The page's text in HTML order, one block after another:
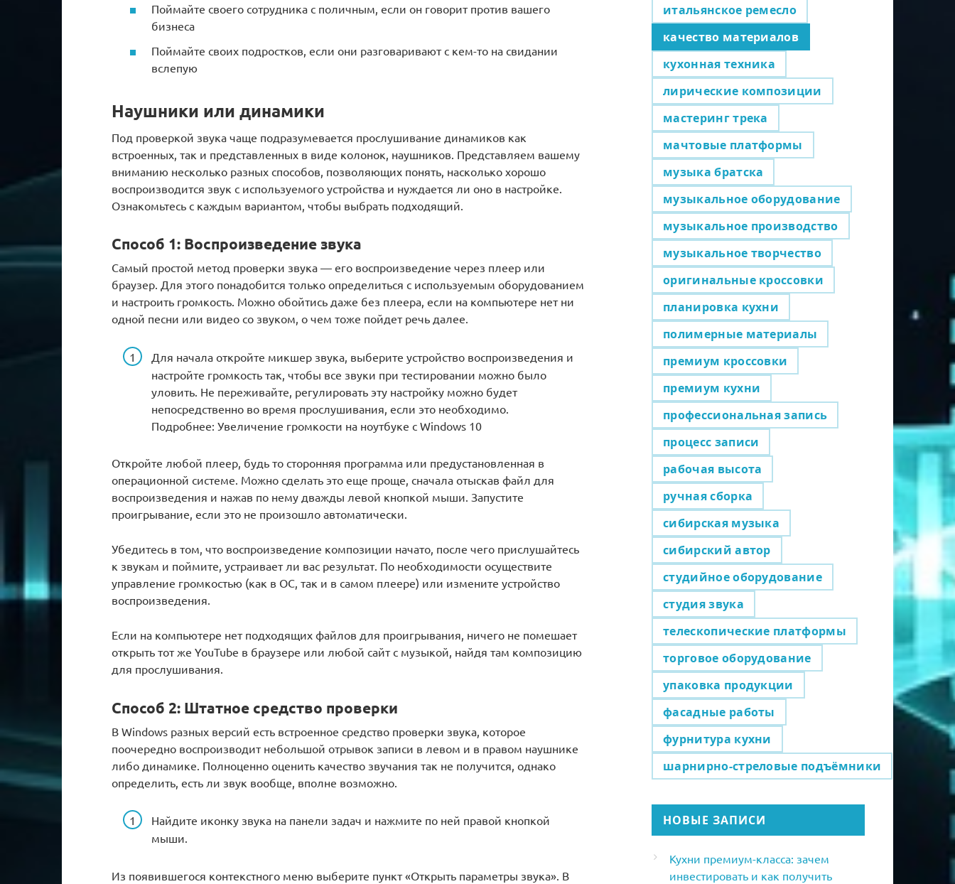
Поймайте своего сотрудника с поличным, если он говорит против вашего
бизнеса
Поймайте своих подростков, если они разговаривают с кем-то на свидании
вслепую
Наушники или динамики
Под проверкой звука чаще подразумевается прослушивание динамиков как
встроенных, так и представленных в виде колонок, наушников. Представляем вашему
вниманию несколько разных способов, позволяющих понять, насколько хорошо
воспроизводится звук с используемого устройства и нуждается ли оно в настройке.
Ознакомьтесь с каждым вариантом, чтобы выбрать подходящий.
Способ 1: Воспроизведение звука
Самый простой метод проверки звука — его воспроизведение через плеер или
браузер. Для этого понадобится только определиться с используемым оборудованием
и настроить громкость. Можно обойтись даже без плеера, если на компьютере нет ни
одной песни или видео со звуком, о чем тоже пойдет речь далее.
Для начала откройте микшер звука, выберите устройство воспроизведения и
настройте громкость так, чтобы все звуки при тестировании можно было
уловить. Не переживайте, регулировать эту настройку можно будет
непосредственно во время прослушивания, если это необходимо.
Подробнее: Увеличение громкости на ноутбуке с Windows 10
Откройте любой плеер, будь то сторонняя программа или предустановленная в
операционной системе. Можно сделать это еще проще, сначала отыскав файл для
воспроизведения и нажав по нему дважды левой кнопкой мыши. Запустите
проигрывание, если это не произошло автоматически.
Убедитесь в том, что воспроизведение композиции начато, после чего прислушайтесь
к звукам и поймите, устраивает ли вас результат. По необходимости осуществите
управление громкостью (как в ОС, так и в самом плеере) или измените устройство
воспроизведения.
Если на компьютере нет подходящих файлов для проигрывания, ничего не помешает
открыть тот же YouTube в браузере или любой сайт с музыкой, найдя там композицию
для прослушивания.
Способ 2: Штатное средство проверки
В Windows разных версий есть встроенное средство проверки звука, которое
поочередно воспроизводит небольшой отрывок записи в левом и в правом наушнике
либо динамике. Полноценно оценить качество звучания так не получится, однако
определить, есть ли звук вообще, вполне возможно.
Найдите иконку звука на панели задач и нажмите по ней правой кнопкой
мыши.
Из появившегося контекстного меню выберите пункт «Открыть параметры звука». В
итальянское ремесло
качество материалов
кухонная техника
лирические композиции
мастеринг трека
мачтовые платформы
музыка братска
музыкальное оборудование
музыкальное производство
музыкальное творчество
оригинальные кроссовки
планировка кухни
полимерные материалы
премиум кроссовки
премиум кухни
профессиональная запись
процесс записи
рабочая высота
ручная сборка
сибирская музыка
сибирский автор
студийное оборудование
студия звука
телескопические платформы
торговое оборудование
упаковка продукции
фасадные работы
фурнитура кухни
шарнирно-стреловые подъёмники
НОВЫЕ ЗАПИСИ
Кухни премиум-класса: зачем
инвестировать и как получить